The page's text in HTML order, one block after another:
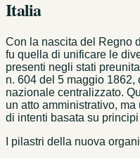
Italia
Con la nascita del Regno
fu quella di unificare le
presenti negli stati
n. 604 del 5 maggio
nazionale centralizzato.
un atto amministrativo,
di intenti basata su
I pilastri della nuova